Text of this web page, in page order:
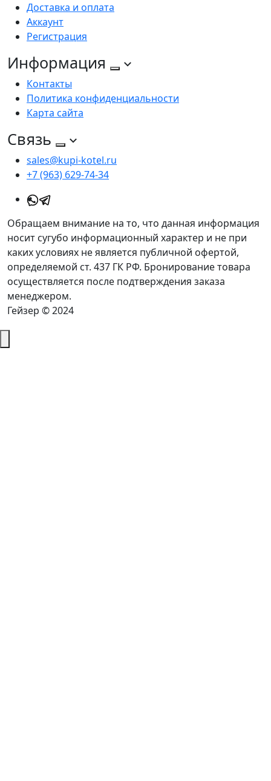
Доставка и оплата
Аккаунт
Регистрация
Информация
Контакты
Политика конфиденциальности
Карта сайта
Связь
sales@kupi-kotel.ru
+7 (963) 629-74-34
Обращаем внимание на то, что данная информация
носит сугубо информационный характер и не при
каких условиях не является публичной офертой,
определяемой ст. 437 ГК РФ. Бронирование товара
осуществляется после подтверждения заказа
менеджером.
Гейзер © 2024